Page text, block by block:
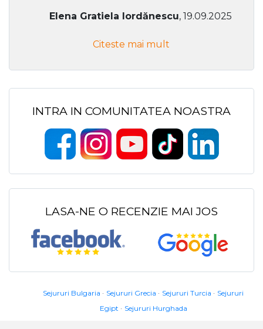
Elena Gratiela Iordănescu, 19.09.2025
Citeste mai mult
INTRA IN COMUNITATEA NOASTRA
LASA-NE O RECENZIE MAI JOS
Sejururi Bulgaria Sejururi Grecia Sejururi Turcia
Sejururi
Egipt
Sejururi Hurghada